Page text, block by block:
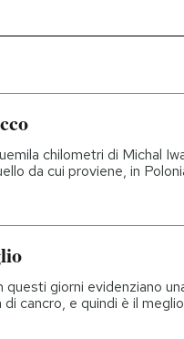
chilometri di Michal
da cui proviene, in
giorni evidenziano
cancro, e quindi è il